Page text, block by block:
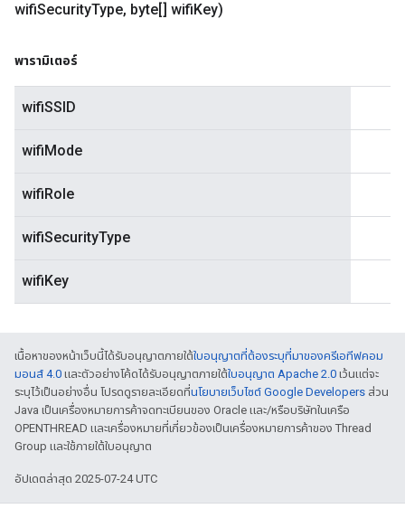
wifiSecurityType, byte[] wifiKey)
พารามิเตอร์
wifiSSID
wifiMode
wifiRole
wifiSecurityType
wifiKey
เนื้อหาของหน้าเว็บนี้ได้รับอนุญาตภายใต้ใบอนุญาตที่ต้องระบุที่มาของครีเอทีฟคอม
มอนส์ 4.0 และตัวอย่างโค้ดได้รับอนุญาตภายใต้ใบอนุญาต Apache 2.0 เว้นแต่จะ
ระบุไว้เป็นอย่างอื่น โปรดดูรายละเอียดที่นโยบายเว็บไซต์ Google Developers ส่วน
Java เป็นเครื่องหมายการค้าจดทะเบียนของ Oracle และ/หรือบริษัทในเครือ
OPENTHREAD และเครื่องหมายที่เกี่ยวข้องเป็นเครื่องหมายการค้าของ Thread
Group และใช้ภายใต้ใบอนุญาต
อัปเดตล่าสุด 2025-07-24 UTC